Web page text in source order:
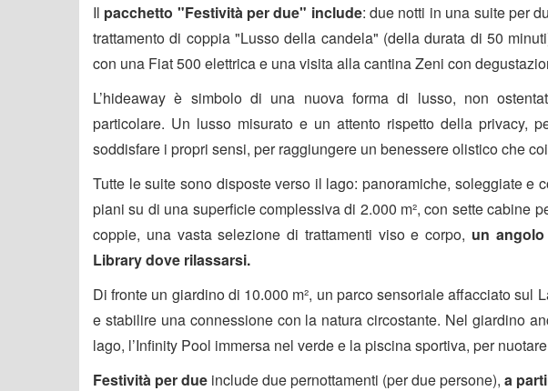
Il pacchetto "Festività per due" include: due notti in una suite per
trattamento di coppia "Lusso della candela" (della durata di 50
con una Fiat 500 elettrica e una visita alla cantina Zeni con
L’hideaway è simbolo di una nuova forma di lusso, non
particolare. Un lusso misurato e un attento rispetto della privacy,
soddisfare i propri sensi, per raggiungere un benessere olistico che
Tutte le suite sono disposte verso il lago: panoramiche, soleggiate e
piani su di una superficie complessiva di 2.000 m², con sette cabine
coppie, una vasta selezione di trattamenti viso e corpo, un
Library dove rilassarsi.
Di fronte un giardino di 10.000 m², un parco sensoriale affacciato sul
e stabilire una connessione con la natura circostante. Nel giardino
lago, l’Infinity Pool immersa nel verde e la piscina sportiva, per
Festività per due include due pernottamenti (per due persone), a